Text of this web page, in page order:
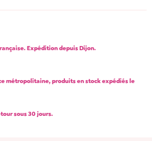
Expédition depuis Dijon.
métropolitaine, produits en stock expédiés le
sous 30 jours.